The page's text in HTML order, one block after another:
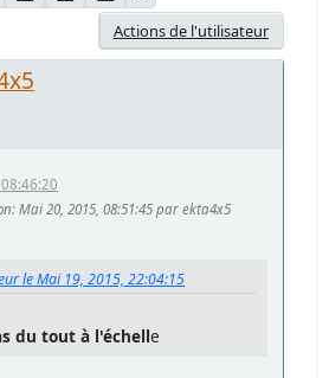
Actions de l'utilisateur
: Mai 20, 2015, 08:51:45 par ekta4x5
le Mai 19, 2015, 22:04:15
du tout à l'échelle